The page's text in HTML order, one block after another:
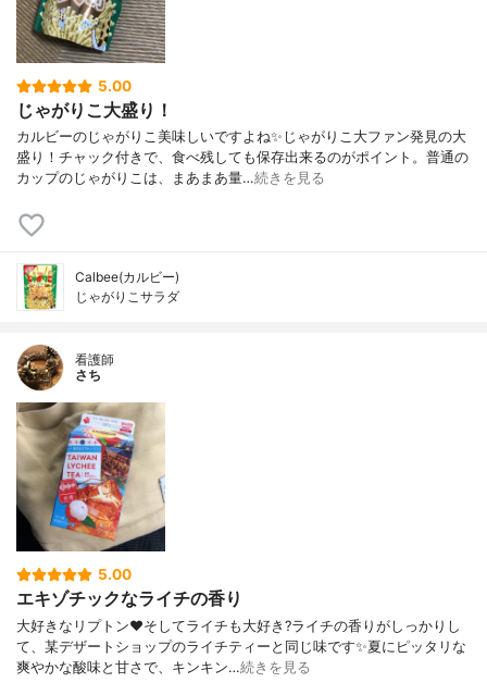
5.00
じゃがりこ大盛り！
カルビーのじゃがりこ美味しいですよね✨じゃがりこ大ファン発見の大
盛り！チャック付きで、食べ残しても保存出来るのがポイント。普通の
カップのじゃがりこは、まあまあ量…続きを見る
Calbee(カルビー)
じゃがりこサラダ
看護師
さち
5.00
エキゾチックなライチの香り
大好きなリプトン❤️そしてライチも大好き?ライチの香りがしっかりし
て、某デザートショップのライチティーと同じ味です✨夏にピッタリな
爽やかな酸味と甘さで、キンキン…続きを見る